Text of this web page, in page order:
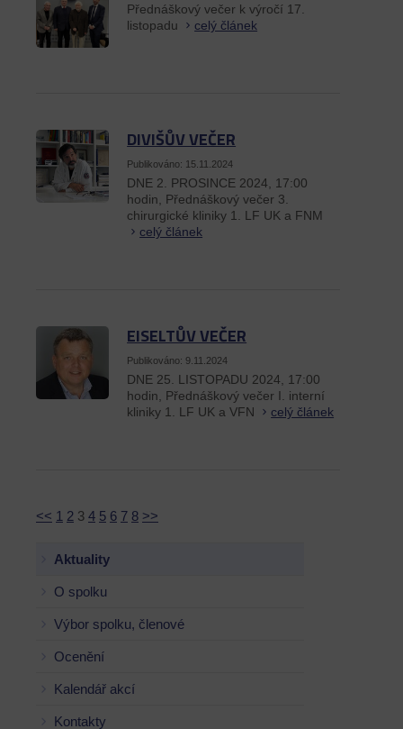
Přednáškový večer k výročí 17.
listopadu
celý článek
DIVIŠŮV VEČER
Publikováno: 15.11.2024
DNE 2. PROSINCE 2024, 17:00
hodin, Přednáškový večer 3.
chirurgické kliniky 1. LF UK a FNM
celý článek
EISELTŮV VEČER
Publikováno: 9.11.2024
DNE 25. LISTOPADU 2024, 17:00
hodin, Přednáškový večer I. interní
kliniky 1. LF UK a VFN
celý článek
<< 1 2 3 4 5 6 7 8 >>
Aktuality
O spolku
Výbor spolku, členové
Ocenění
Kalendář akcí
Kontakty